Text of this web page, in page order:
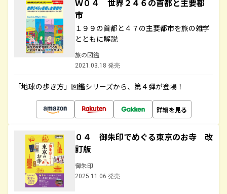
Ｗ０４ 世界２４６の首都と主要都
市
１９９の首都と４７の主要都市を旅の雑学
とともに解説
旅の図鑑
2021.03.18 発売
「地球の歩き方」図鑑シリーズから、第４弾が登場！
詳細を見る
０４ 御朱印でめぐる東京のお寺 改
訂版
御朱印
2025.11.06 発売